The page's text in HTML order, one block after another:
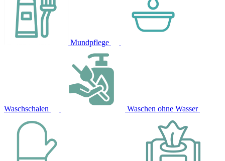
Mundpflege
Waschschalen Waschen ohne Wasser